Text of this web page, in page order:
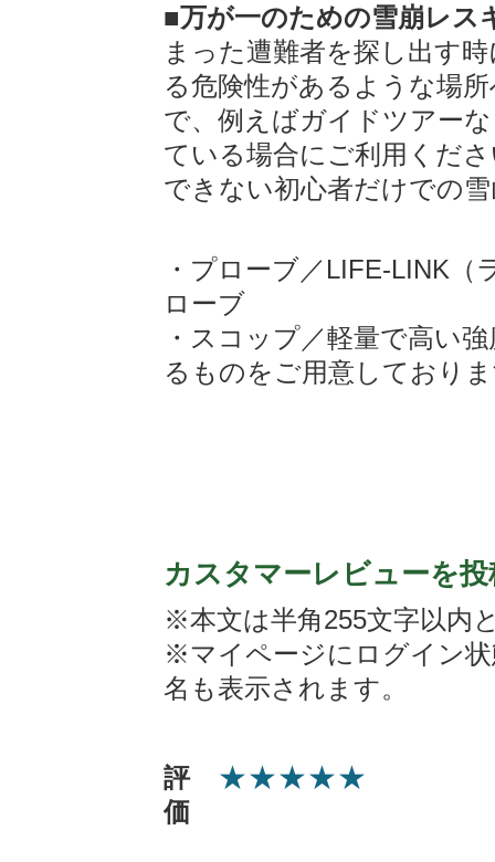
■万が一のための雪崩レス
まった遭難者を探し出す
る危険性があるような場
で、例えばガイドツアー
ている場合にご利用くだ
できない初心者だけでの
・プローブ／LIFE-LINK
ローブ
・スコップ／軽量で高い
るものをご用意しており
カスタマーレビューを
※本文は半角255文字以内
※マイページにログイン
名も表示されます。
評
価
★★★★★